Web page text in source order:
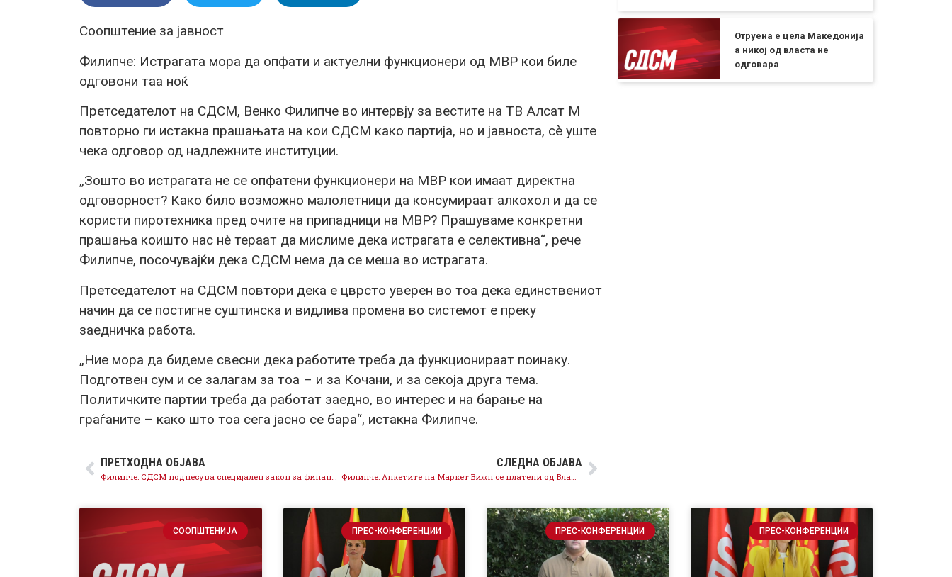
Соопштение за јавност
Филипче: Истрагата мора да опфати и актуелни функционери од МВР кои биле
одговони таа ноќ
Претседателот на СДСМ, Венко Филипче во интервју за вестите на ТВ Алсат М
повторно ги истакна прашањата на кои СДСМ како партија, но и јавноста, сè уште
чека одговор од надлежните институции.
„Зошто во истрагата не се опфатени функционери на МВР кои имаат директна
одговорност? Како било возможно малолетници да консумираат алкохол и да се
користи пиротехника пред очите на припадници на МВР? Прашуваме конкретни
прашања коишто нас нè тераат да мислиме дека истрагата е селективна“, рече
Филипче, посочувајќи дека СДСМ нема да се меша во истрагата.
Претседателот на СДСМ повтори дека е цврсто уверен во тоа дека единствениот
начин да се постигне суштинска и видлива промена во системот е преку
заедничка работа.
„Ние мора да бидеме свесни дека работите треба да функционираат поинаку.
Подготвен сум и се залагам за тоа – и за Кочани, и за секоја друга тема.
Политичките партии треба да работат заедно, во интерес и на барање на
граѓаните – како што тоа сега јасно се бара“, истакна Филипче.
ПРЕТХОДНА ОБЈАВА СЛЕДНА ОБЈАВА
Отруена е цела Македонија
а никој од власта не
одговара
СООПШТЕНИЈА ПРЕС-КОНФЕРЕНЦИИ ПРЕС-КОНФЕРЕНЦИИ ПРЕС-КОНФЕРЕНЦИИ